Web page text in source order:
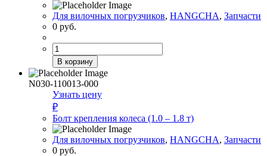
Для вилочных погрузчиков, HANGCHA, Запчасти
0 руб.
Количество
товара
Болт
крепления
колеса
(1,0
–
1,8
т)
В корзину
N030-110013-000
Узнать цену
₽
Болт крепления колеса (1.0 – 1.8 т)
Для вилочных погрузчиков, HANGCHA, Запчасти
0 руб.